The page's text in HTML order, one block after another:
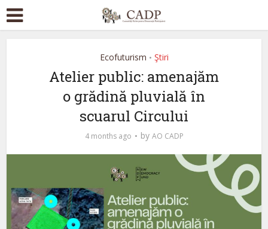
Ecofuturism • Ştiri
Atelier public: amenajăm
o grădină pluvială în
scuarul Circului
4 months ago by AO CADP